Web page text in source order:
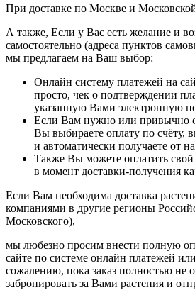
При доставке по Москве и
А также, Если у Вас есть желание и
самостоятельно (адреса пунктов
мы предлагаем на Ваш выбор:
Онлайн систему платежей на
просто, чек о подтверждении
указанную Вами электронную
Если Вам нужно или привычно
Вы выбираете оплату по счёту,
и автоматически получаете от
Также Вы можете оплатить свой
в момент доставки-получения
Если Вам необходима доставка
компаниями в другие регионы
Московского),
мы любезно просим внести полную
сайте по системе онлайн платежей
сожалению, пока заказ полностью не
забронировать за Вами растения и